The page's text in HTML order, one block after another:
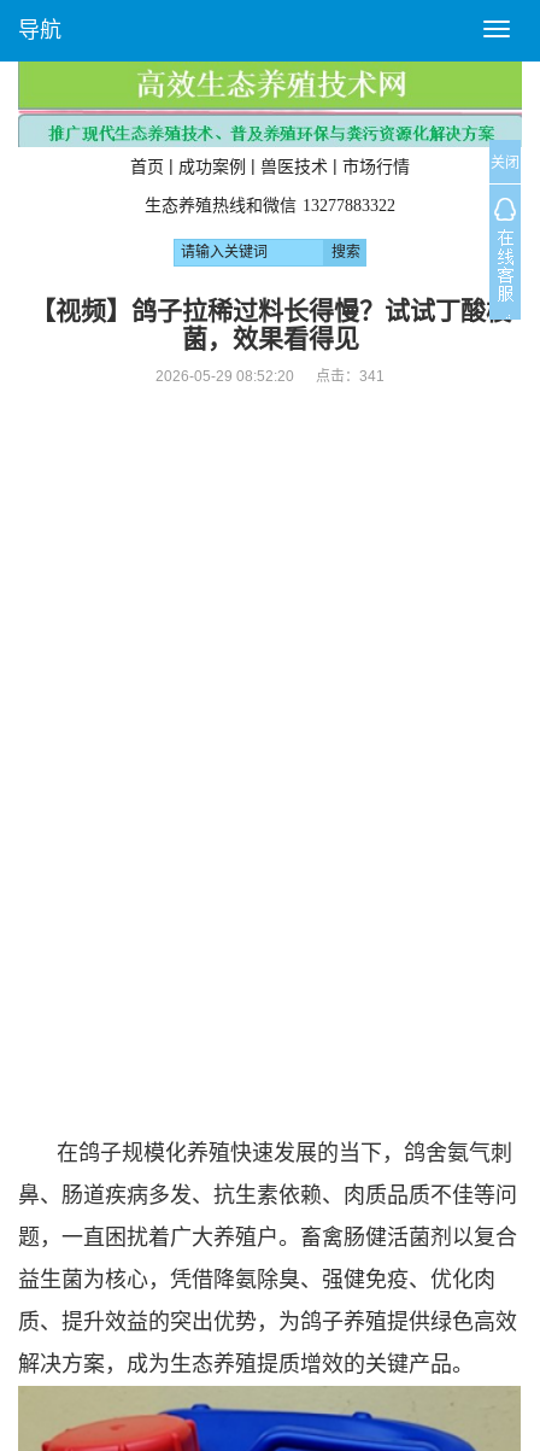
T
o
g
l
e
n
a
v
i
g
a
导航
首页 | 成功案例 | 兽医技术 | 市场行情
生态养殖热线和微信 13277883322
【视频】鸽子拉稀过料长得慢？试试丁酸梭
菌，效果看得见
2026-05-29 08:52:20 点击： 341
在鸽子规模化养殖快速发展的当下，鸽舍氨气刺
鼻、肠道疾病多发、抗生素依赖、肉质品质不佳等问
题，一直困扰着广大养殖户。畜禽肠健活菌剂以复合
益生菌为核心，凭借降氨除臭、强健免疫、优化肉
质、提升效益的突出优势，为鸽子养殖提供绿色高效
解决方案，成为生态养殖提质增效的关键产品。
关闭